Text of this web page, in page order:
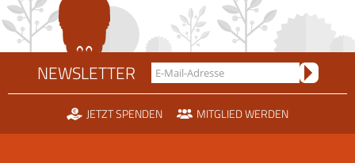
NEWSLETTER
JETZT SPENDEN MITGLIED WERDEN